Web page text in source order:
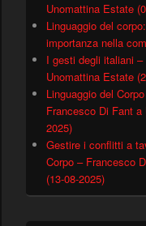
una foto?
Unomattina Estate
Linguaggio del
importanza nella
I gesti degli italiani
Unomattina Estate
Linguaggio del
Francesco Di Fant
2025)
Gestire i conflitti a
Corpo – Francesco
(13-08-2025)